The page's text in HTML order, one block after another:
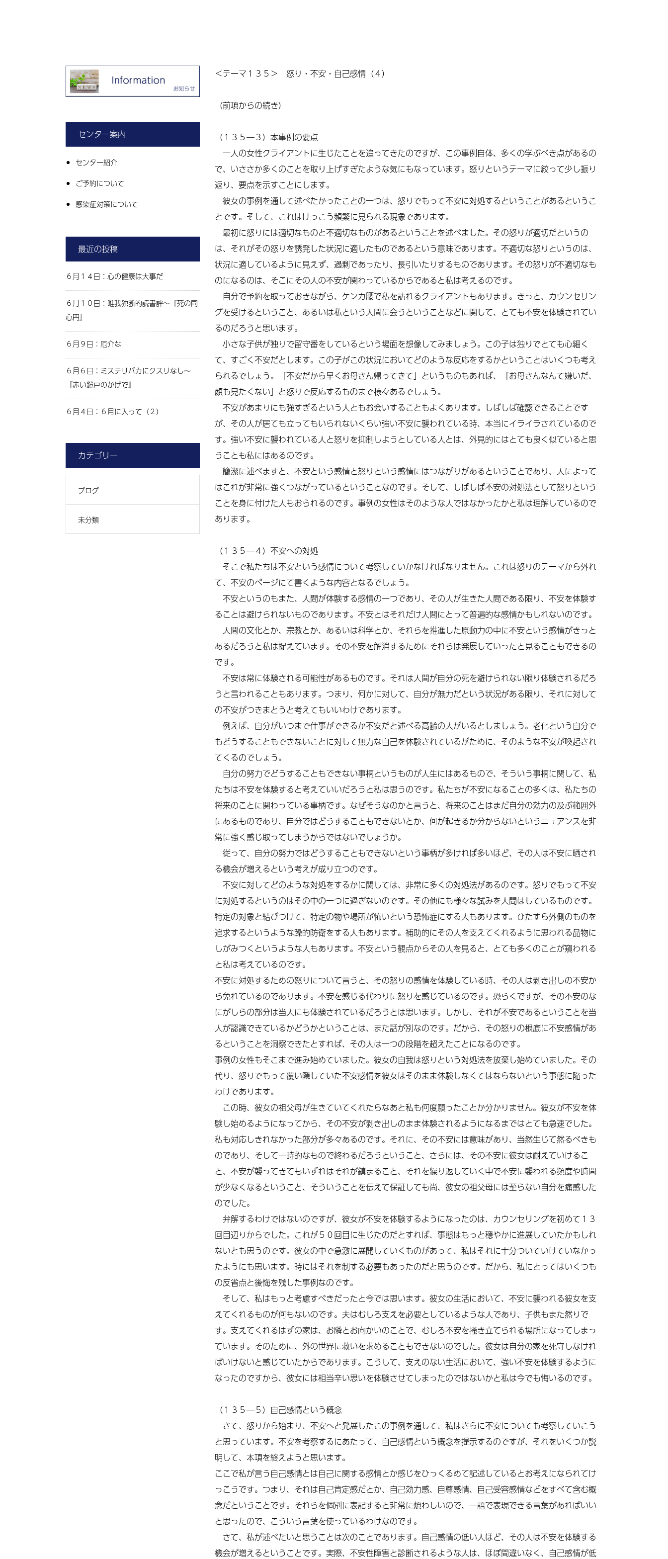
＜テーマ１３５＞ 怒り ・ 不安 ・ 自己感情（４）
（前項からの続き）
（１３５―３）本事例の要点
一人の女性クライアントに生じたことを追ってきたのですが、この事例自体、多くの学ぶべき点があるの
で、いささか多くのことを取り上げすぎたような気にもなっています。怒りというテーマに絞って少し振り
返り、要点を示すことにします。
彼女の事例を通して述べたかったことの一つは、怒りでもって不安に対処するということがあるというこ
とです。そして、これはけっこう頻繁に見られる現象であります。
最初に怒りには適切なものと不適切なものがあるということを述べました。その怒りが適切だというの
は、それがその怒りを誘発した状況に適したものであるという意味であります。不適切な怒りというのは、
状況に適しているように見えず、過剰であったり、長引いたりするものであります。その怒りが不適切なも
のになるのは、そこにその人の不安が関わっているからであると私は考えるのです。
自分で予約を取っておきながら、ケンカ腰で私を訪れるクライアントもあります。きっと、カウンセリン
グを受けるということ、あるいは私という人間に会うということなどに関して、とても不安を体験されてい
るのだろうと思います。
小さな子供が独りで留守番をしているという場面を想像してみましょう。この子は独りでとても心細く
て、すごく不安だとします。この子がこの状況においてどのような反応をするかということはいくつも考え
られるでしょう。「不安だから早くお母さん帰ってきて」というものもあれば、「お母さんなんて嫌いだ、
顔も見たくない」と怒りで反応するものまで様々あるでしょう。
不安があまりにも強すぎるという人ともお会いすることもよくあります。しばしば確認できることです
が、その人が居ても立ってもいられないくらい強い不安に襲われている時、本当にイライラされているので
す。強い不安に襲われている人と怒りを抑制しようとしている人とは、外見的にはとても良く似ていると思
うことも私にはあるのです。
簡潔に述べますと、不安という感情と怒りという感情にはつながりがあるということであり、人によって
はこれが非常に強くつながっているということなのです。そして、しばしば不安の対処法として怒りという
ことを身に付けた人もおられるのです。事例の女性はそのような人ではなかったかと私は理解しているので
あります。
（１３５―４）不安への対処
そこで私たちは不安という感情について考察していかなければなりません。これは怒りのテーマから外れ
て、不安のページにて書くような内容となるでしょう。
不安というのもまた、人間が体験する感情の一つであり、その人が生きた人間である限り、不安を体験す
ることは避けられないものであります。不安とはそれだけ人間にとって普遍的な感情かもしれないのです。
人間の文化とか、宗教とか、あるいは科学とか、それらを推進した原動力の中に不安という感情がきっと
あるだろうと私は捉えています。その不安を解消するためにそれらは発展していったと見ることもできるの
です。
不安は常に体験される可能性があるものです。それは人間が自分の死を避けられない限り体験されるだろ
うと言われることもあります。つまり、何かに対して、自分が無力だという状況がある限り、それに対して
の不安がつきまとうと考えてもいいわけであります。
例えば、自分がいつまで仕事ができるか不安だと述べる高齢の人がいるとしましょう。老化という自分で
もどうすることもできないことに対して無力な自己を体験されているがために、そのような不安が喚起され
てくるのでしょう。
自分の努力でどうすることもできない事柄というものが人生にはあるもので、そういう事柄に関して、私
たちは不安を体験すると考えていいだろうと私は思うのです。私たちが不安になることの多くは、私たちの
将来のことに関わっている事柄です。なぜそうなのかと言うと、将来のことはまだ自分の効力の及ぶ範囲外
にあるものであり、自分ではどうすることもできないとか、何が起きるか分からないというニュアンスを非
常に強く感じ取ってしまうからではないでしょうか。
従って、自分の努力ではどうすることもできないという事柄が多ければ多いほど、その人は不安に晒され
る機会が増えるという考えが成り立つのです。
不安に対してどのような対処をするかに関しては、非常に多くの対処法があるのです。怒りでもって不安
に対処するというのはその中の一つに過ぎないのです。その他にも様々な試みを人間はしているものです。
特定の対象と結びつけて、特定の物や場所が怖いという恐怖症にする人もあります。ひたすら外側のものを
追求するというような躁的防衛をする人もあります。補助的にその人を支えてくれるように思われる品物に
しがみつくというような人もあります。不安という観点からその人を見ると、とても多くのことが窺われる
と私は考えているのです。
不安に対処するための怒りについて言うと、その怒りの感情を体験している時、その人は剥き出しの不安か
ら免れているのであります。不安を感じる代わりに怒りを感じているのです。恐らくですが、その不安のな
にがしらの部分は当人にも体験されているだろうとは思います。しかし、それが不安であるということを当
人が認識できているかどうかということは、また話が別なのです。だから、その怒りの根底に不安感情があ
るということを洞察できたとすれば、その人は一つの段階を超えたことになるのです。
事例の女性もそこまで進み始めていました。彼女の自我は怒りという対処法を放棄し始めていました。その
代り、怒りでもって覆い隠していた不安感情を彼女はそのまま体験しなくてはならないという事態に陥った
わけであります。
この時、彼女の祖父母が生きていてくれたらなあと私も何度願ったことか分かりません。彼女が不安を体
験し始めるようになってから、その不安が剥き出しのまま体験されるようになるまではとても急速でした。
私も対応しきれなかった部分が多々あるのです。それに、その不安には意味があり、当然生じて然るべきも
のであり、そして一時的なもので終わるだろうということ、さらには、その不安に彼女は耐えていけるこ
と、不安が襲ってきてもいずれはそれが鎮まること、それを繰り返していく中で不安に襲われる頻度や時間
が少なくなるということ、そういうことを伝えて保証しても尚、彼女の祖父母には至らない自分を痛感した
のでした。
弁解するわけではないのですが、彼女が不安を体験するようになったのは、カウンセリングを初めて１３
回目辺りからでした。これが５０回目に生じたのだとすれば、事態はもっと穏やかに進展していたかもしれ
ないとも思うのです。彼女の中で急激に展開していくものがあって、私はそれに十分ついていけていなかっ
たようにも思います。時にはそれを制する必要もあったのだと思うのです。だから、私にとってはいくつも
の反省点と後悔を残した事例なのです。
そして、私はもっと考慮すべきだったと今では思います。彼女の生活において、不安に襲われる彼女を支
えてくれるものが何もないのです。夫はむしろ支えを必要としているような人であり、子供もまた然りで
す。支えてくれるはずの家は、お隣とお向かいのことで、むしろ不安を掻き立てられる場所になってしまっ
ています。そのために、外の世界に救いを求めることもできないのでした。彼女は自分の家を死守しなけれ
ばいけないと感じていたからであります。こうして、支えのない生活において、強い不安を体験するように
なったのですから、彼女には相当辛い思いを体験させてしまったのではないかと私は今でも悔いるのです。
（１３５―５）自己感情という概念
さて、怒りから始まり、不安へと発展したこの事例を通して、私はさらに不安についても考察していこう
と思っています。不安を考察するにあたって、自己感情という概念を提示するのですが、それをいくつか説
明して、本項を終えようと思います。
ここで私が言う自己感情とは自己に関する感情とか感じをひっくるめて記述しているとお考えになられてけ
っこうです。つまり、それは自己肯定感だとか、自己効力感、自尊感情、自己受容感情などをすべて含む概
念だということです。それらを個別に表記すると非常に煩わしいので、一語で表現できる言葉があればいい
と思ったので、こういう言葉を使っているわけなのです。
さて、私が述べたいと思うことは次のことであります。自己感情の低い人ほど、その人は不安を体験する
機会が増えるということです。実際、不安性障害と診断されるような人は、ほぼ間違いなく、自己感情が低
センター案内
センター紹介
ご予約について
感染症対策について
最近の投稿
６月１４日：心の健康は大事だ
６月１０日：唯我独断的読書評～『死の同
心円』
６月９日：厄介な
６月６日：ミステリバカにクスリなし～
『赤い鎧戸のかげで』
６月４日：６月に入って（２）
カテゴリー
ブログ
未分類